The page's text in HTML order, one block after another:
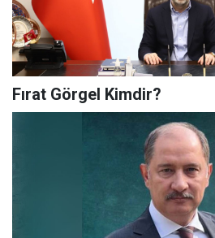
Fırat Görgel Kimdir?